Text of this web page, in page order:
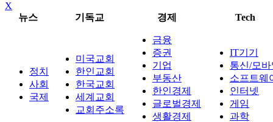
X
뉴스
기독교 경제 Tech
정치
사회
국제
미국교회
한인교회
한국교회
세계교회
교회주소록
금융
증권
기업
부동산
한인경제
글로벌경제
생활경제
IT기기
통신/모
소프트웨
인터넷
게임
과학